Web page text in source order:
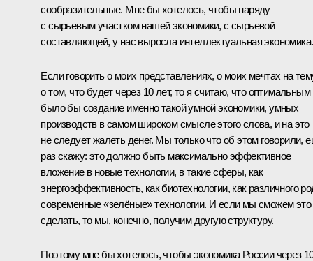
сообразительные. Мне бы хотелось, чтобы наряду
с сырьевым участком нашей экономики, с сырьевой
составляющей, у нас выросла интеллектуальная экономика.
Если говорить о моих представлениях, о моих мечтах на
о том, что будет через 10 лет, то я считаю, что оптимальным
было бы создание именно такой умной экономики, умных
производств в самом широком смысле этого слова, и на это
не следует жалеть денег. Мы только что об этом говорили,
раз скажу: это должно быть максимально эффективное
вложение в новые технологии, в такие сферы, как
энергоэффективность, как биотехнологии, как различного
современные «зелёные» технологии. И если мы сможем это
сделать, то мы, конечно, получим другую структуру.
Поэтому мне бы хотелось, чтобы экономика России через